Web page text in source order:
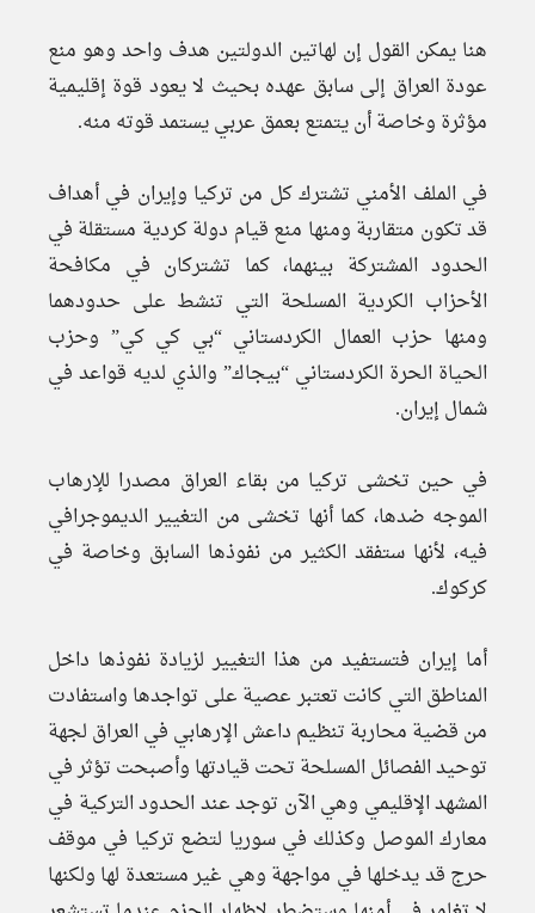
هنا يمكن القول إن لهاتين الدولتين هدف واحد وهو منع
عودة العراق إلى سابق عهده بحيث لا يعود قوة إقليمية
مؤثرة وخاصة أن يتمتع بعمق عربي يستمد قوته منه.
في الملف الأمني تشترك كل من تركيا وإيران في أهداف
قد تكون متقاربة ومنها منع قيام دولة كردية مستقلة في
الحدود المشتركة بينهما، كما تشتركان في مكافحة
الأحزاب الكردية المسلحة التي تنشط على حدودهما
ومنها حزب العمال الكردستاني “بي كي كي” وحزب
الحياة الحرة الكردستاني “بيجاك” والذي لديه قواعد في
شمال إيران.
في حين تخشى تركيا من بقاء العراق مصدرا للإرهاب
الموجه ضدها، كما أنها تخشى من التغيير الديموجرافي
فيه، لأنها ستفقد الكثير من نفوذها السابق وخاصة في
كركوك.
أما إيران فتستفيد من هذا التغيير لزيادة نفوذها داخل
المناطق التي كانت تعتبر عصية على تواجدها واستفادت
من قضية محاربة تنظيم داعش الإرهابي في العراق لجهة
توحيد الفصائل المسلحة تحت قيادتها وأصبحت تؤثر في
المشهد الإقليمي وهي الآن توجد عند الحدود التركية في
معارك الموصل وكذلك في سوريا لتضع تركيا في موقف
حرج قد يدخلها في مواجهة وهي غير مستعدة لها ولكنها